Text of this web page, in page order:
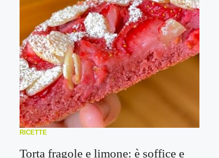
RICETTE
Torta fragole e limone: è soffice e